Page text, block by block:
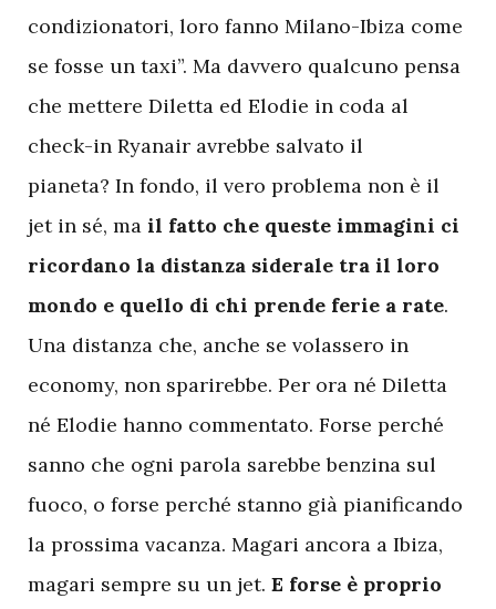
condizionatori, loro fanno Milano-Ibiza come
se fosse un taxi”. Ma davvero qualcuno pensa
che mettere Diletta ed Elodie in coda al
check-in Ryanair avrebbe salvato il
pianeta? In fondo, il vero problema non è il
jet in sé, ma il fatto che queste immagini ci
ricordano la distanza siderale tra il loro
mondo e quello di chi prende ferie a rate.
Una distanza che, anche se volassero in
economy, non sparirebbe. Per ora né Diletta
né Elodie hanno commentato. Forse perché
sanno che ogni parola sarebbe benzina sul
fuoco, o forse perché stanno già pianificando
la prossima vacanza. Magari ancora a Ibiza,
magari sempre su un jet. E forse è proprio